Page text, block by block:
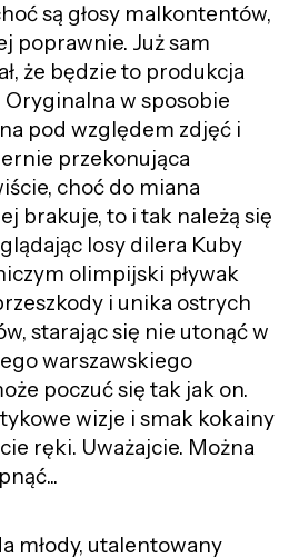
są głosy malkontentów,
poprawnie. Już sam
że będzie to produkcja
Oryginalna w sposobie
pod względem zdjęć i
przekonująca
choć do miana
brakuje, to i tak należą się
losy dilera Kuby
olimpijski pływak
i unika ostrych
starając się nie utonąć w
warszawskiego
poczuć się tak jak on.
wizje i smak kokainy
ręki. Uważajcie. Można
młody, utalentowany